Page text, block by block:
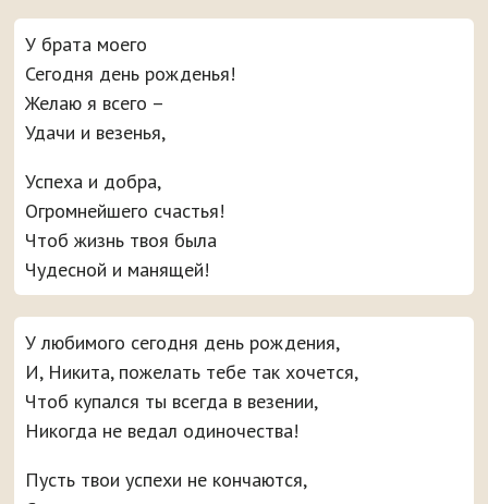
У брата моего
Сегодня день рожденья!
Желаю я всего –
Удачи и везенья,
Успеха и добра,
Огромнейшего счастья!
Чтоб жизнь твоя была
Чудесной и манящей!
У любимого сегодня день рождения,
И, Никита, пожелать тебе так хочется,
Чтоб купался ты всегда в везении,
Никогда не ведал одиночества!
Пусть твои успехи не кончаются,